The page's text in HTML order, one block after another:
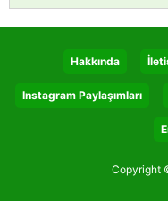
Hakkında
Instagram Paylaşımları
Copyright